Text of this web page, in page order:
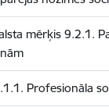
mērķis 9.2.1.
Profesionāla